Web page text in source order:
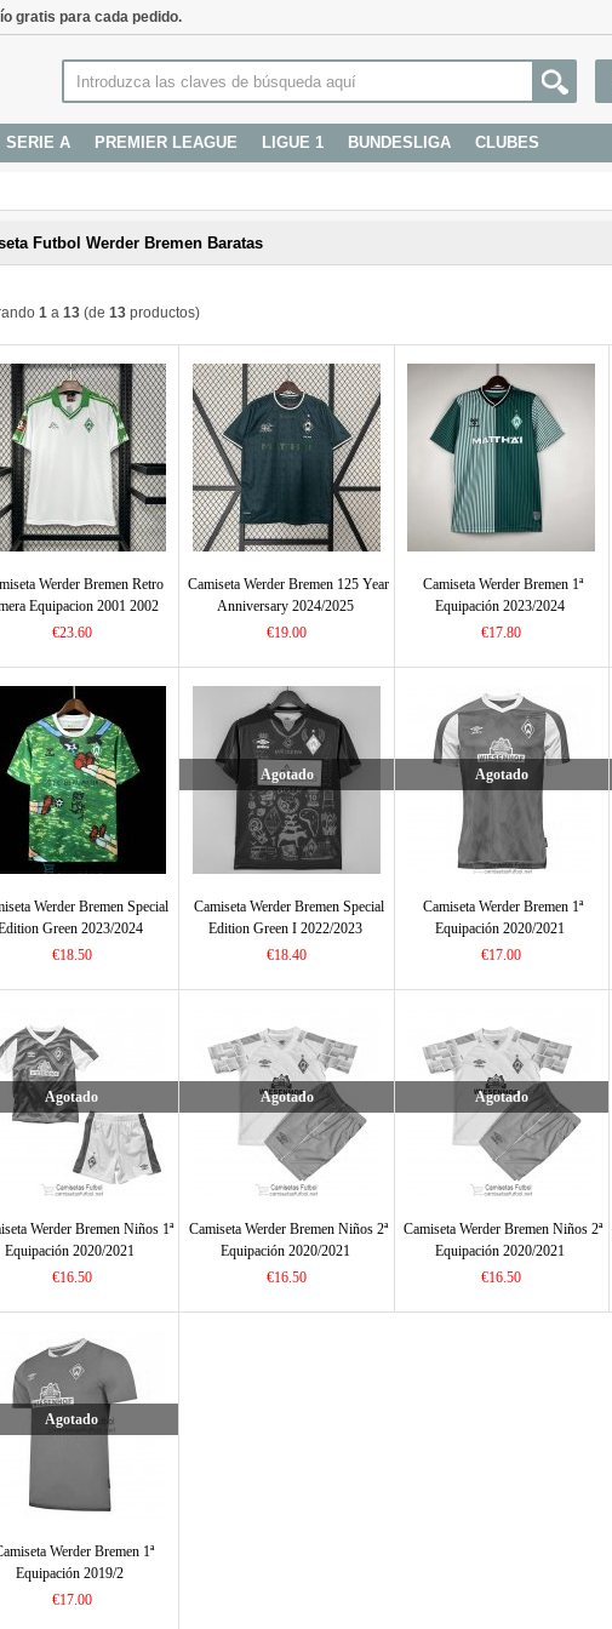
gratis para cada pedido.
SERIE A PREMIER LEAGUE LIGUE 1 BUNDESLIGA CLUBES
Futbol Werder Bremen Baratas
1 a 13 (de 13 productos)
Werder Bremen Retro
Equipacion 2001 2002
€23.60
Camiseta Werder Bremen 125 Year
Anniversary 2024/2025
€19.00
Camiseta Werder Bremen 1ª
Equipación 2023/2024
€17.80
Werder Bremen Special
Green 2023/2024
€18.50
Agotado
Camiseta Werder Bremen Special
Edition Green I 2022/2023
€18.40
Agotado
Camiseta Werder Bremen 1ª
Equipación 2020/2021
€17.00
Agotado
Werder Bremen Niños 1ª
Equipación 2020/2021
€16.50
Agotado
Camiseta Werder Bremen Niños 2ª
Equipación 2020/2021
€16.50
Agotado
Camiseta Werder Bremen Niños 2ª
Equipación 2020/2021
€16.50
Agotado
Werder Bremen 1ª
Equipación 2019/2
€17.00